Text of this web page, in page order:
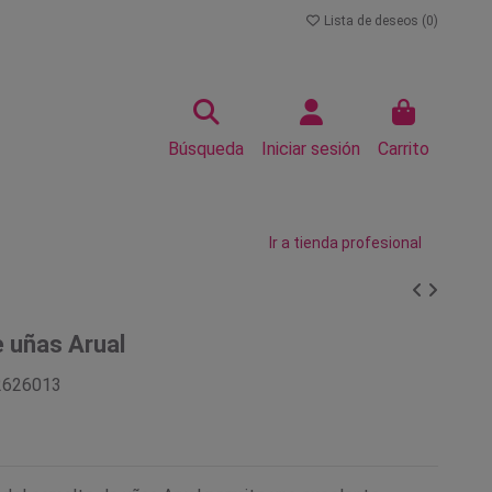
Lista de deseos (0)
Búsqueda Iniciar sesión Carrito
Ir a tienda profesional
uñas Arual